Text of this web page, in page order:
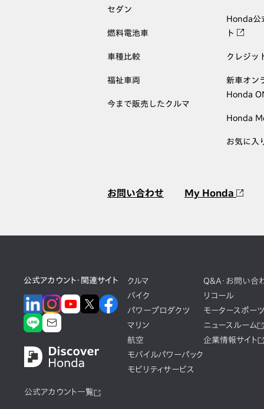
セダン
燃料電池車
車種比較
福祉車両
今まで販売したクルマ
Honda公
ト
クレジッ
新車オン
Honda
Honda
お気に入
お問い合わせ My Honda
公式アカウント・関連サイト
公式アカウント一覧
クルマ
バイク
パワープロダクツ
マリン
航空
モバイルパワーパック
モビリティサービス
Q&A・お問い合
リコール
モータースポーツ
ニュースルーム
企業情報サイト